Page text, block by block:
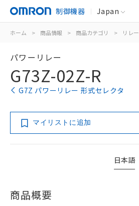
制御機器 Japan
ホーム > 商品情報 > 商品カテゴリ > リレー
パワーリレー
G73Z-02Z-R
G7Z パワーリレー 形式セレクタ
マイリストに追加
日本語
商品概要